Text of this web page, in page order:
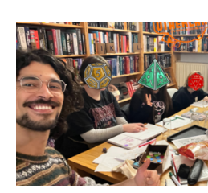
WAR
HEUTE
WIEDER
KIDS-
RPG
IM
OTHERLAND